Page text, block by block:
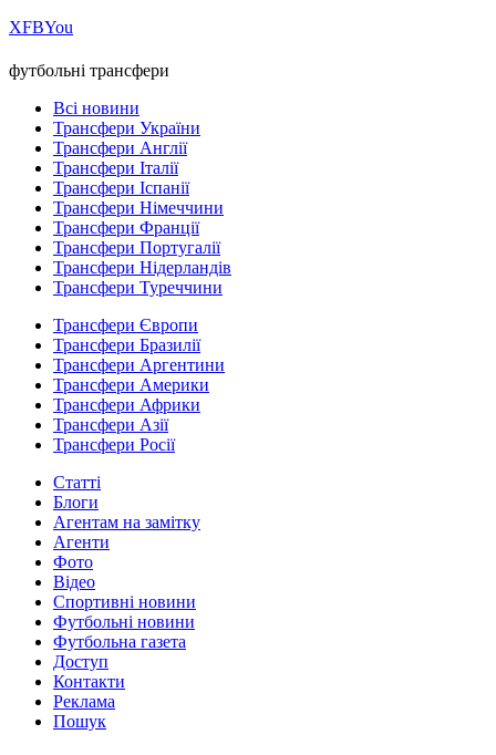
ХFBYou
футбольні трансфери
Всі новини
Трансфери України
Трансфери Англії
Трансфери Італії
Трансфери Іспанії
Трансфери Німеччини
Трансфери Франції
Трансфери Португалії
Трансфери Нідерландів
Трансфери Туреччини
Трансфери Європи
Трансфери Бразилії
Трансфери Аргентини
Трансфери Америки
Трансфери Африки
Трансфери Азії
Трансфери Росії
Статті
Блоги
Агентам на замітку
Агенти
Фото
Відео
Спортивні новини
Футбольні новини
Футбольна газета
Доступ
Контакти
Реклама
Пошук